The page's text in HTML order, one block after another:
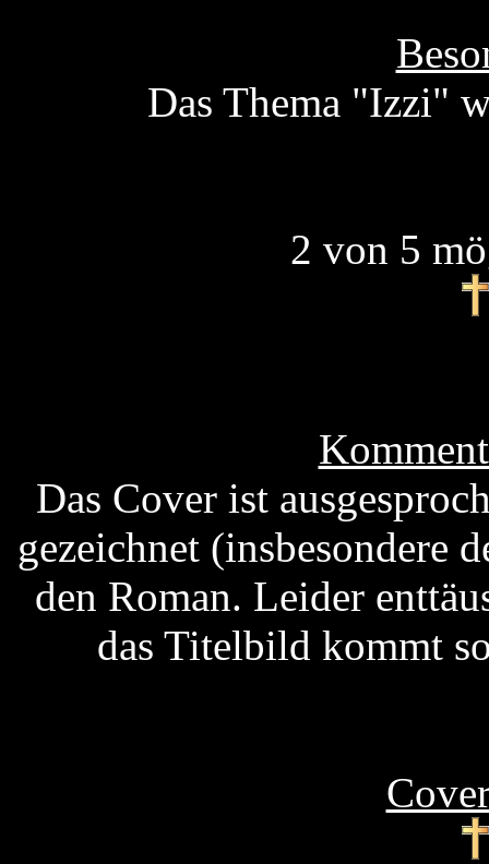
Das Thema "Izzi"
2 von 5
Das Cover ist
gezeichnet (insbesondere
den Roman. Leider
das Titelbild kommt